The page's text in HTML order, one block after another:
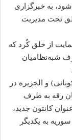
به خبرگزاری
تحت مدیریت
از خلق کُرد که
شبه‌نظامیان
و الجزیره در
رقه به طرف
کانتون جدید،
به یکدیگر